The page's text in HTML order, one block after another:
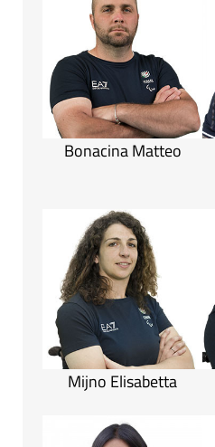
Bonacina Matteo
Mijno Elisabetta